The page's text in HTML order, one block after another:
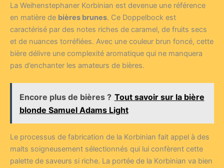
La Weihenstephaner Korbinian est devenue une référence
en matière de bières brunes. Ce Doppelbock est
caractérisé par des notes riches de caramel, de fruits secs
et de nuances torréfiées. Avec une couleur brun foncé, cette
bière délivre une complexité aromatique qui ne manquera
pas d’enchanter les amateurs de bières.
Encore plus de bières ? Tout savoir sur la bière
blonde Samuel Adams Light
Le processus de fabrication de la Korbinian fait appel à des
malts soigneusement sélectionnés qui lui confèrent cette
palette de saveurs si riche. La portée de la Korbinian va bien